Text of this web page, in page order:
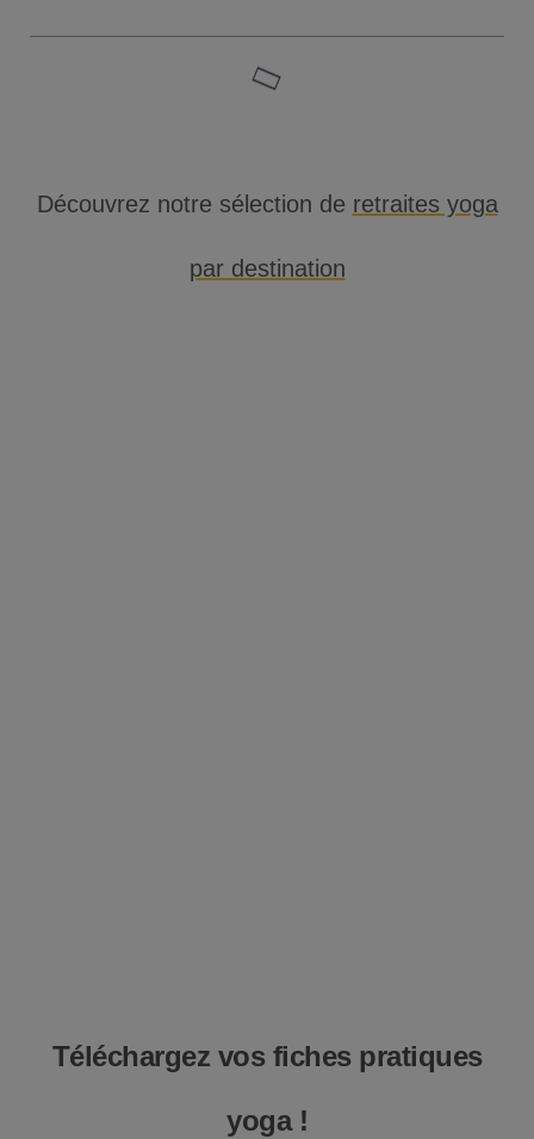
Découvrez notre sélection de retraites yoga
par destination
Téléchargez vos fiches pratiques
yoga !